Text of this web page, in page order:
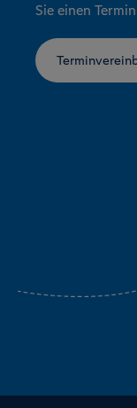
Sie einen